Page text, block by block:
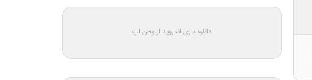
دانلود بازی اندروید از وطن اپ